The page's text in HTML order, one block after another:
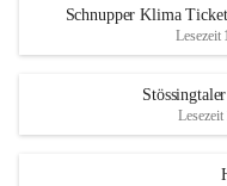
Schnupper Klima
Lesezeit